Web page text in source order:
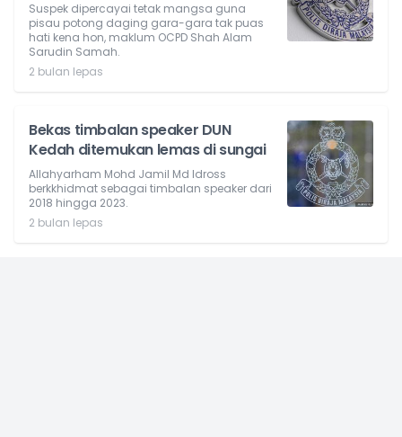
Suspek dipercayai tetak mangsa guna
pisau potong daging gara-gara tak puas
hati kena hon, maklum OCPD Shah Alam
Sarudin Samah.
2 bulan lepas
Bekas timbalan speaker DUN
Kedah ditemukan lemas di sungai
Allahyarham Mohd Jamil Md Idross
berkkhidmat sebagai timbalan speaker dari
2018 hingga 2023.
2 bulan lepas